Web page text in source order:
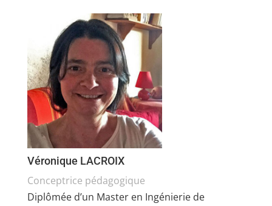
Véronique LACROIX
Conceptrice pédagogique
Diplômée d’un Master en Ingénierie de